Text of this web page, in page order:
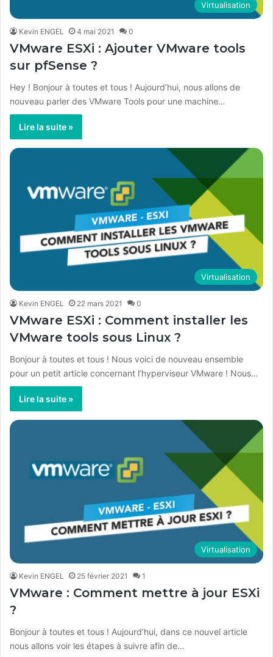
Virtualisation
Kevin ENGEL 4 mai 2021 0
VMware ESXi : Ajouter VMware tools
sur pfSense ?
Hey ! Bonjour à toutes et tous ! Aujourd’hui, nous allons de
nouveau parler des VMware Tools pour une machine…
Lire la suite »
Virtualisation
Kevin ENGEL 22 mars 2021 0
VMware ESXi : Comment installer les
VMware tools sous Linux ?
Bonjour à toutes et tous ! Nous voici de nouveau ensemble
pour un petit article concernant l’hyperviseur VMware ! Nous…
Lire la suite »
Virtualisation
Kevin ENGEL 25 février 2021 1
VMware : Comment mettre à jour ESXi
?
Bonjour à toutes et tous ! Aujourd’hui, dans ce nouvel article
nous allons voir les étapes à suivre afin de…